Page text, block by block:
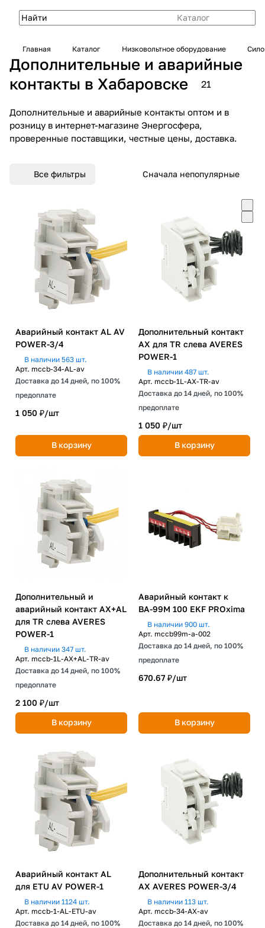
Каталог
Главная Каталог Низковольтное оборудование
Дополнительные и аварийные
контакты в Хабаровске
21
Дополнительные и аварийные контакты оптом и в
розницу в интернет-магазине Энергосфера,
проверенные поставщики, честные цены, доставка.
Все фильтры Сначала непопулярные
Аварийный контакт AL AV
POWER-3/4
В наличии 563 шт.
Арт. mccb-34-AL-av
Доставка до 14 дней, по 100%
предоплате
1 050 ₽/шт
В корзину
Дополнительный контакт
AX для TR слева AVERES
POWER-1
В наличии 487 шт.
Арт. mccb-1L-AX-TR-av
Доставка до 14 дней, по 100%
предоплате
1 050 ₽/шт
В корзину
Дополнительный и
аварийный контакт AX+AL
для TR слева AVERES
POWER-1
В наличии 347 шт.
Арт. mccb-1L-AX+AL-TR-av
Доставка до 14 дней, по 100%
предоплате
2 100 ₽/шт
В корзину
Аварийный контакт к
ВА-99М 100 EKF PROxima
В наличии 900 шт.
Арт. mccb99m-a-002
Доставка до 14 дней, по 100%
предоплате
670.67 ₽/шт
В корзину
Аварийный контакт AL
для ETU AV POWER-1
В наличии 1124 шт.
Арт. mccb-1-AL-ETU-av
Доставка до 14 дней, по 100%
Дополнительный контакт
AX AVERES POWER-3/4
В наличии 113 шт.
Арт. mccb-34-AX-av
Доставка до 14 дней, по 100%